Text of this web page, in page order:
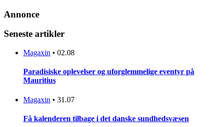
Annonce
Seneste artikler
Magaxin • 02.08
Paradisiske oplevelser og uforglemmelige eventyr på
Mauritius
Magaxin • 31.07
Få kalenderen tilbage i det danske sundhedsvæsen